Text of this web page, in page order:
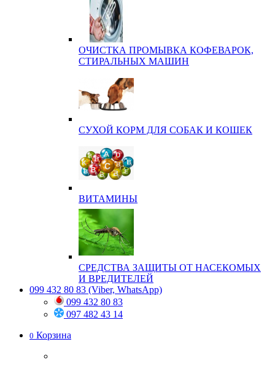
ОЧИСТКА ПРОМЫВКА КОФЕВАРОК,
СТИРАЛЬНЫХ МАШИН
СУХОЙ КОРМ ДЛЯ СОБАК И КОШЕК
ВИТАМИНЫ
СРЕДСТВА ЗАЩИТЫ ОТ НАСЕКОМЫХ
И ВРЕДИТЕЛЕЙ
099 432 80 83 (Viber, WhatsApp)
099 432 80 83
097 482 43 14
0 Корзина